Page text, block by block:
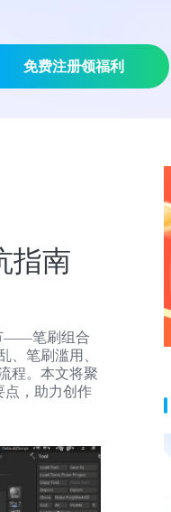
免费注册领福利
指南
——笔刷组合
、笔刷滥用、
程。本文将聚
点，助力创作